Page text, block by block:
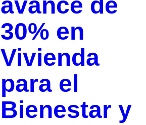
avance de
30% en
Vivienda
para el
Bienestar y